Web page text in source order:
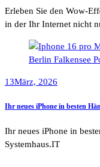
Erleben Sie den Wow-
in der Ihr Internet nicht
13März, 2026
Ihr neues iPhone in besten
Ihr neues iPhone in
Systemhaus.IT